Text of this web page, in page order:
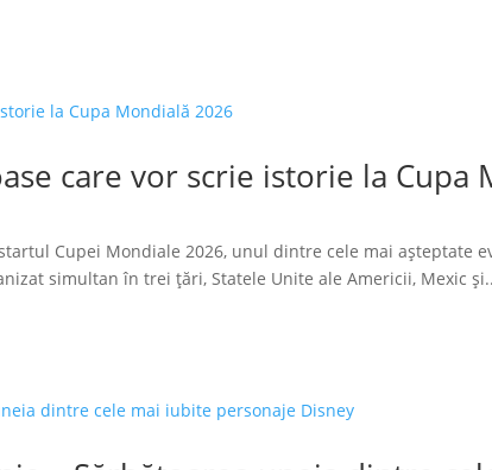
care vor scrie istorie la Cupa
Cupei Mondiale 2026, unul dintre cele mai așteptate
simultan în trei țări, Statele Unite ale Americii, Mexic